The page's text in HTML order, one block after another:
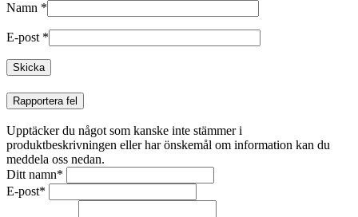
Namn *
E-post *
Rapportera fel
Upptäcker du något som kanske inte stämmer i
produktbeskrivningen eller har önskemål om information kan du
meddela oss nedan.
Ditt namn*
E-post*